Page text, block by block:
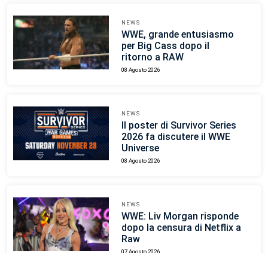
NEWS
WWE, grande entusiasmo
per Big Cass dopo il
ritorno a RAW
08 Agosto 2026
NEWS
Il poster di Survivor Series
2026 fa discutere il WWE
Universe
08 Agosto 2026
NEWS
WWE: Liv Morgan risponde
dopo la censura di Netflix a
Raw
07 Agosto 2026